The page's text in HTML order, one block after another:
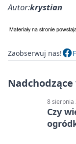
Autor:krystian
Zaobserwuj nas!
8 sierpnia
Czy